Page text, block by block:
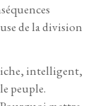
de la division
intelligent,
peuple.